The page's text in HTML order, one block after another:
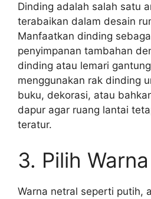
Dinding adalah salah satu
terabaikan dalam desain
Manfaatkan dinding
penyimpanan tambahan
dinding atau lemari
menggunakan rak dinding
buku, dekorasi, atau
dapur agar ruang lantai
teratur.
3. Pilih
Warna netral seperti putih,